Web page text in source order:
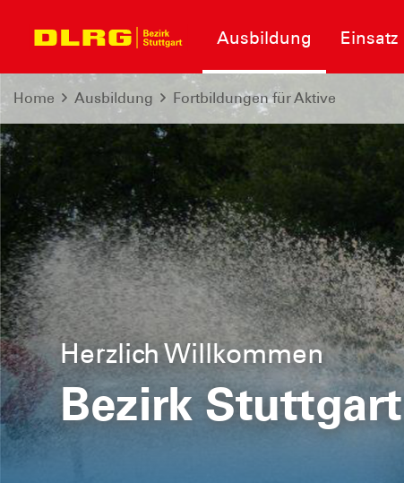
Ausbildung Einsatz
Home Ausbildung Fortbildungen für Aktive
Herzlich Willkommen
Bezirk Stuttgart